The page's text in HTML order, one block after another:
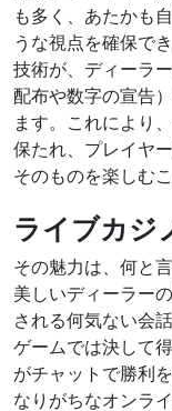
も多く、あたかも
うな視点を確保で
技術が、ディーラ
配布や数字の宣告
ます。これにより
保たれ、プレイヤ
そのものを楽しむ
ライブカジ
その魅力は、何と
美しいディーラー
される何気ない会
ゲームでは決して
がチャットで勝利
なりがちなオンラ